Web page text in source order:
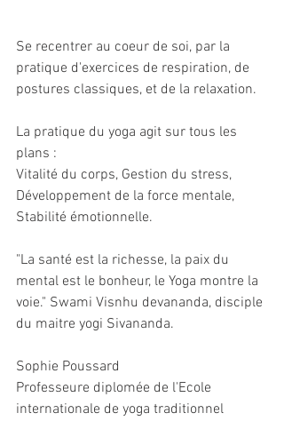
Se recentrer au coeur de soi, par la
pratique d'exercices de respiration, de
postures classiques, et de la relaxation.
La pratique du yoga agit sur tous les
plans :
Vitalité du corps, Gestion du stress,
Développement de la force mentale,
Stabilité émotionnelle.
"La santé est la richesse, la paix du
mental est le bonheur, le Yoga montre la
voie." Swami Visnhu devananda, disciple
du maitre yogi Sivananda.
Sophie Poussard
Professeure diplomée de l'Ecole
internationale de yoga traditionnel